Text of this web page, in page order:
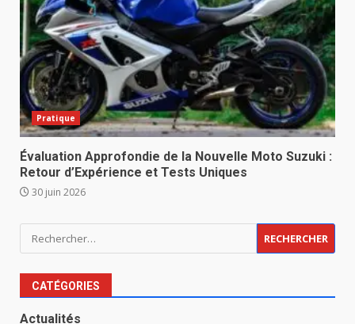
Pratique
Évaluation Approfondie de la Nouvelle Moto Suzuki :
Retour d’Expérience et Tests Uniques
30 juin 2026
Rechercher :
CATÉGORIES
Actualités